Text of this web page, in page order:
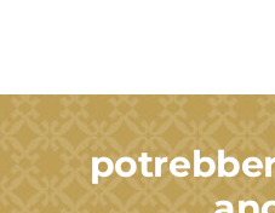
3Kg
quantità